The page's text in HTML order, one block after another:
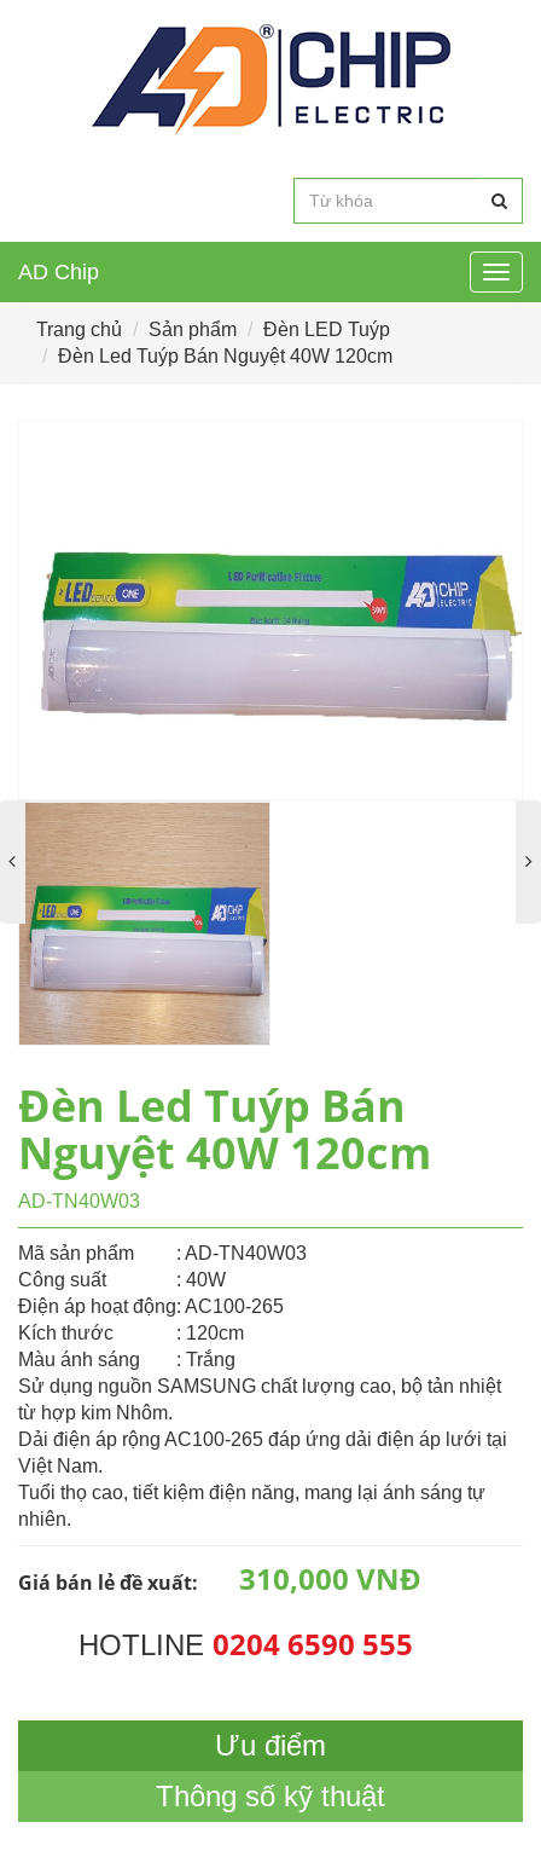
AD Chip
Trang chủ Sản phẩm
Đèn LED Tuýp
Đèn Led Tuýp Bán Nguyệt 40W 120cm
Đèn Led Tuýp Bán
Nguyệt 40W 120cm
AD-TN40W03
Mã sản phẩm
: AD-TN40W03
Công suất
: 40W
Điện áp hoạt động: AC100-265
Kích thước
: 120cm
Màu ánh sáng
: Trắng
Sử dụng nguồn SAMSUNG chất lượng cao, bộ tản nhiệt
từ hợp kim Nhôm.
Dải điện áp rộng AC100-265 đáp ứng dải điện áp lưới tại
Việt Nam.
Tuổi thọ cao, tiết kiệm điện năng, mang lại ánh sáng tự
nhiên.
Giá bán lẻ đề xuất: 310,000 VNĐ
HOTLINE 0204 6590 555
Ưu điểm
Thông số kỹ thuật